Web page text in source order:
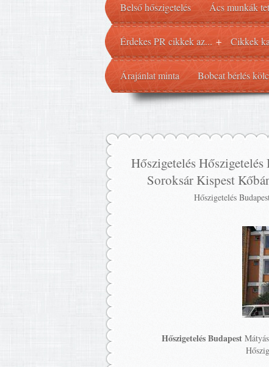
Belső hőszigetelés Ács munkák
Érdekes PR cikkek az... + Cikkek
Árajánlat minta Bobcat bérlés
Hőszigetelés
Soroksár Kispest
Hőszigetelés
Hőszigetelés Budapest